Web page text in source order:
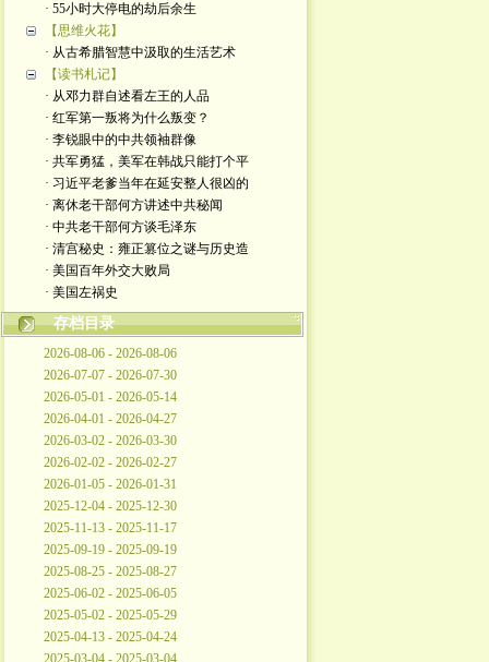
· 55小时大停电的劫后余生
【思维火花】
· 从古希腊智慧中汲取的生活艺术
【读书札记】
· 从邓力群自述看左王的人品
· 红军第一叛将为什么叛变？
· 李锐眼中的中共领袖群像
· 共军勇猛，美军在韩战只能打个平
· 习近平老爹当年在延安整人很凶的
· 离休老干部何方讲述中共秘闻
· 中共老干部何方谈毛泽东
· 清宫秘史：雍正篡位之谜与历史造
· 美国百年外交大败局
· 美国左祸史
存档目录
2026-08-06 - 2026-08-06
2026-07-07 - 2026-07-30
2026-05-01 - 2026-05-14
2026-04-01 - 2026-04-27
2026-03-02 - 2026-03-30
2026-02-02 - 2026-02-27
2026-01-05 - 2026-01-31
2025-12-04 - 2025-12-30
2025-11-13 - 2025-11-17
2025-09-19 - 2025-09-19
2025-08-25 - 2025-08-27
2025-06-02 - 2025-06-05
2025-05-02 - 2025-05-29
2025-04-13 - 2025-04-24
2025-03-04 - 2025-03-04